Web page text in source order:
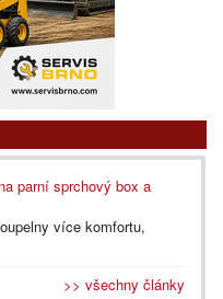
parní sprchový box a
více komfortu,
>> všechny články